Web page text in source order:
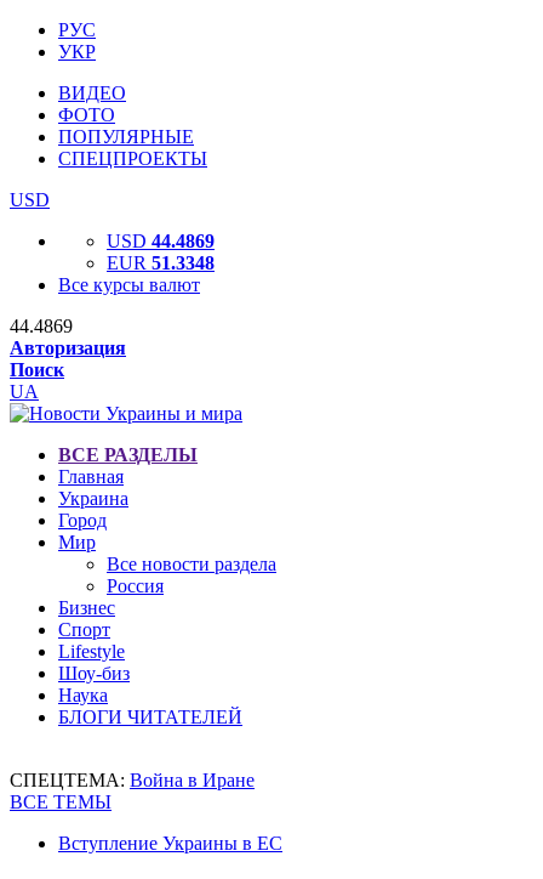
РУС
УКР
ВИДЕО
ФОТО
ПОПУЛЯРНЫЕ
СПЕЦПРОЕКТЫ
USD
USD 44.4869
EUR 51.3348
Все курсы валют
44.4869
Авторизация
Поиск
UA
ВСЕ РАЗДЕЛЫ
Главная
Украина
Город
Мир
Все новости раздела
Россия
Бизнес
Спорт
Lifestyle
Шоу-биз
Наука
БЛОГИ ЧИТАТЕЛЕЙ
СПЕЦТЕМА: Война в Иране
ВСЕ ТЕМЫ
Вступление Украины в ЕС